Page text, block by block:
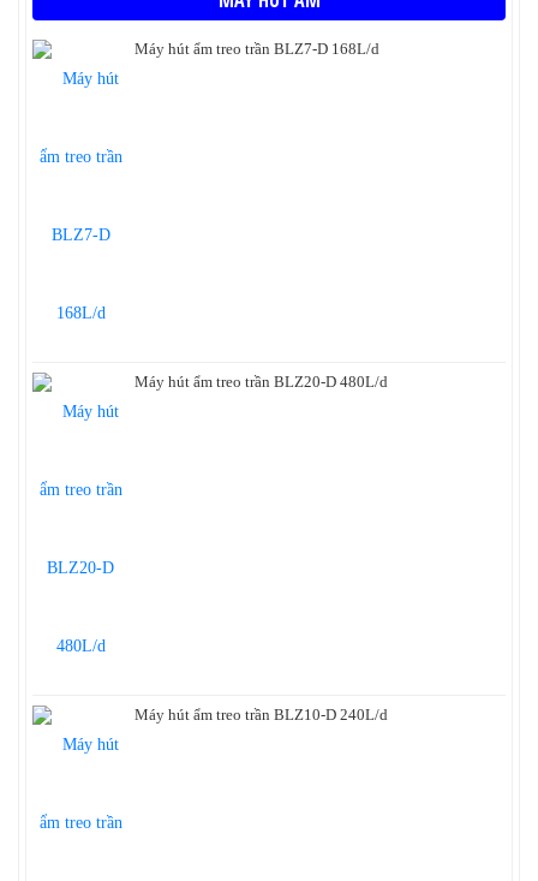
Máy hút ẩm treo trần BLZ7-D 168L/d
Máy hút ẩm treo trần BLZ20-D 480L/d
Máy hút ẩm treo trần BLZ10-D 240L/d